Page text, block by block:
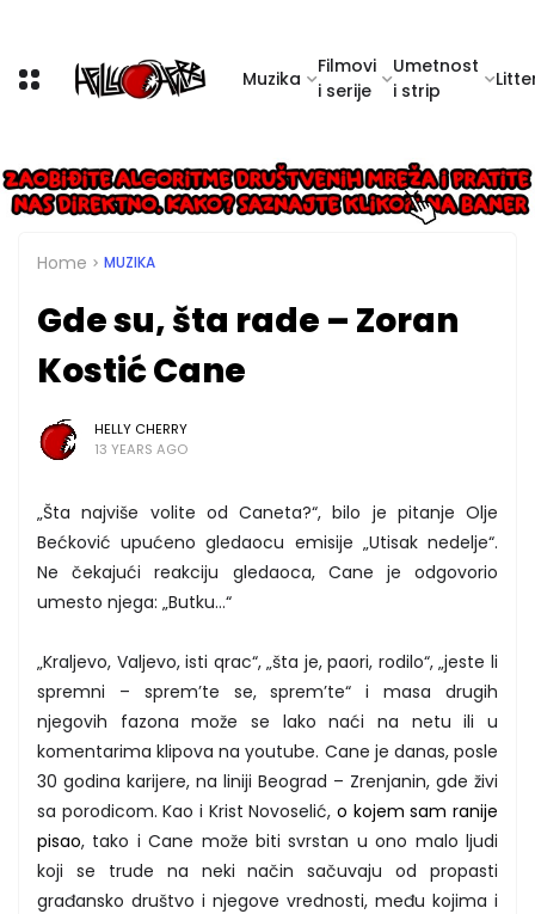
Muzika
Filmovi
i serije
Umetnost
i strip
Home MUZIKA
Gde su, šta rade – Zoran
Kostić Cane
HELLY CHERRY
13 YEARS AGO
„Šta najviše volite od Caneta?“, bilo je pitanje Olje
Bećković upućeno gledaocu emisije „Utisak nedelje“.
Ne čekajući reakciju gledaoca, Cane je odgovorio
umesto njega: „Butku…“
„Kraljevo, Valjevo, isti qrac“, „šta je, paori, rodilo“, „jeste li
spremni – sprem’te se, sprem’te“ i masa drugih
njegovih fazona može se lako naći na netu ili u
komentarima klipova na youtube. Cane je danas, posle
30 godina karijere, na liniji Beograd – Zrenjanin, gde živi
sa porodicom. Kao i Krist Novoselić, o kojem sam ranije
pisao, tako i Cane može biti svrstan u ono malo ljudi
koji se trude na neki način sačuvaju od propasti
građansko društvo i njegove vrednosti, među kojima i